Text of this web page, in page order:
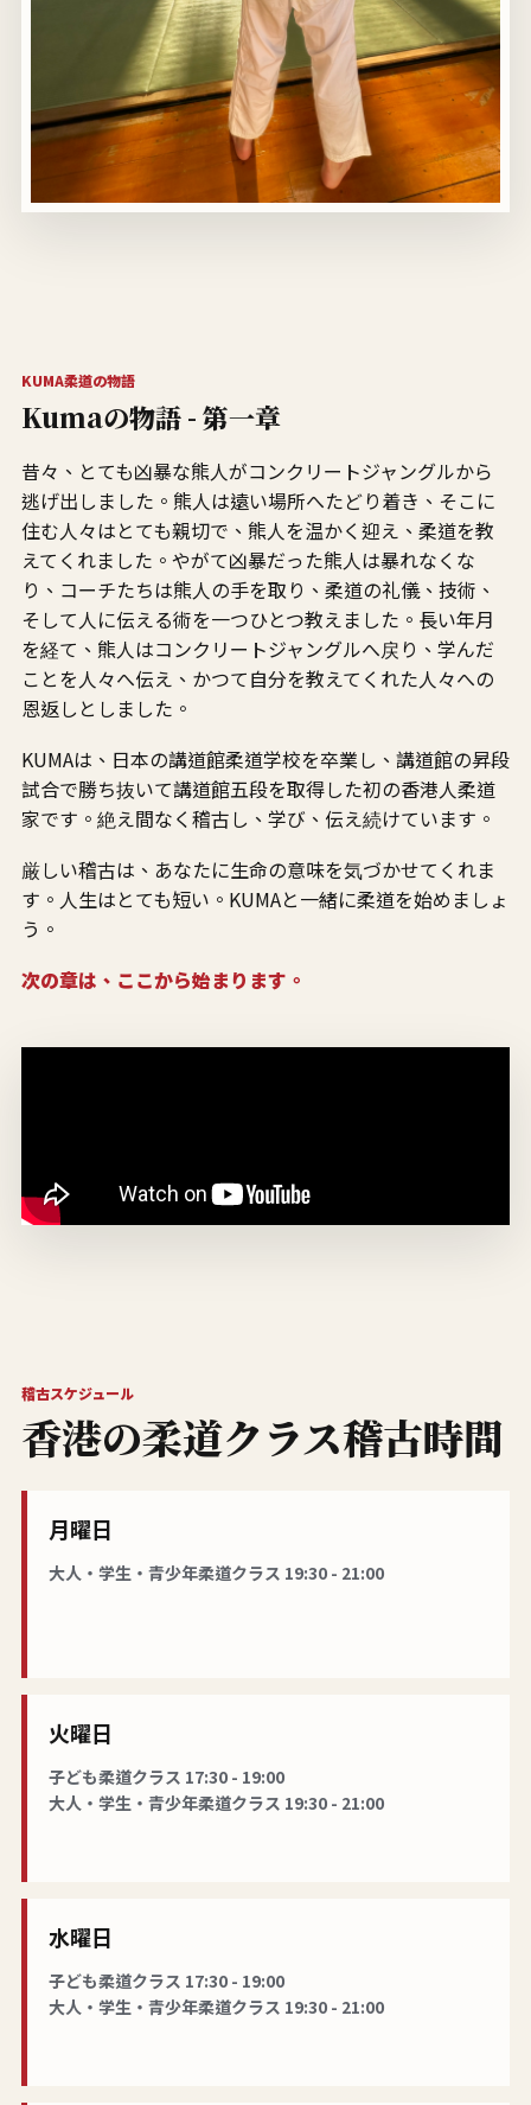
KUMA柔道の物語
Kumaの物語 - 第一章
昔々、とても凶暴な熊人がコンクリートジャングルから
逃げ出しました。熊人は遠い場所へたどり着き、そこに
住む人々はとても親切で、熊人を温かく迎え、柔道を教
えてくれました。やがて凶暴だった熊人は暴れなくな
り、コーチたちは熊人の手を取り、柔道の礼儀、技術、
そして人に伝える術を一つひとつ教えました。長い年月
を経て、熊人はコンクリートジャングルへ戻り、学んだ
ことを人々へ伝え、かつて自分を教えてくれた人々への
恩返しとしました。
KUMAは、日本の講道館柔道学校を卒業し、講道館の昇段
試合で勝ち抜いて講道館五段を取得した初の香港人柔道
家です。絶え間なく稽古し、学び、伝え続けています。
厳しい稽古は、あなたに生命の意味を気づかせてくれま
す。人生はとても短い。KUMAと一緒に柔道を始めましょ
う。
次の章は、ここから始まります。
稽古スケジュール
香港の柔道クラス稽古時間
月曜日
大人・学生・青少年柔道クラス 19:30 - 21:00
火曜日
子ども柔道クラス 17:30 - 19:00
大人・学生・青少年柔道クラス 19:30 - 21:00
水曜日
子ども柔道クラス 17:30 - 19:00
大人・学生・青少年柔道クラス 19:30 - 21:00